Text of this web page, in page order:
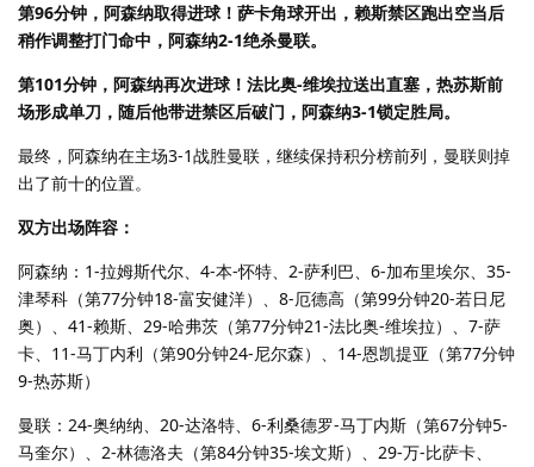
第96分钟，阿森纳取得进球！萨卡角球开出，赖斯禁区跑出空当后
稍作调整打门命中，阿森纳2-1绝杀曼联。
第101分钟，阿森纳再次进球！法比奥-维埃拉送出直塞，热苏斯前
场形成单刀，随后他带进禁区后破门，阿森纳3-1锁定胜局。
最终，阿森纳在主场3-1战胜曼联，继续保持积分榜前列，曼联则掉
出了前十的位置。
双方出场阵容：
阿森纳：1-拉姆斯代尔、4-本-怀特、2-萨利巴、6-加布里埃尔、35-
津琴科（第77分钟18-富安健洋）、8-厄德高（第99分钟20-若日尼
奥）、41-赖斯、29-哈弗茨（第77分钟21-法比奥-维埃拉）、7-萨
卡、11-马丁内利（第90分钟24-尼尔森）、14-恩凯提亚（第77分钟
9-热苏斯）
曼联：24-奥纳纳、20-达洛特、6-利桑德罗-马丁内斯（第67分钟5-
马奎尔）、2-林德洛夫（第84分钟35-埃文斯）、29-万-比萨卡、